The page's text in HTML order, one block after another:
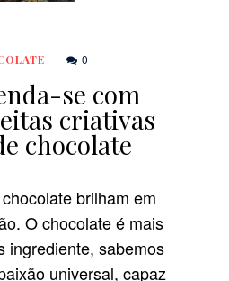
0
se com
criativas
chocolate
brilham em
O chocolate é mais
ingrediente, sabemos
universal, capaz